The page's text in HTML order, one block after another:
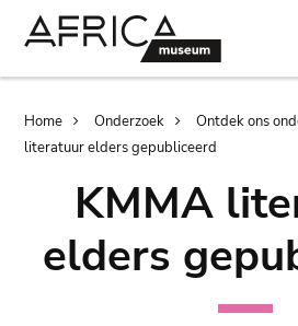
Breadcrumb
Home Onderzoek Ontdek ons
literatuur elders gepubliceerd
KMMA
elders